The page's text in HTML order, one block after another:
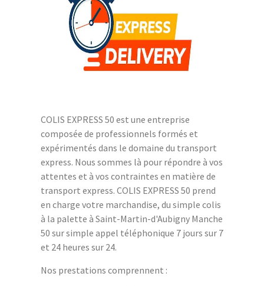
COLIS EXPRESS 50 est une entreprise
composée de professionnels formés et
expérimentés dans le domaine du transport
express. Nous sommes là pour répondre à vos
attentes et à vos contraintes en matière de
transport express. COLIS EXPRESS 50 prend
en charge votre marchandise, du simple colis
à la palette à Saint-Martin-d'Aubigny Manche
50 sur simple appel téléphonique 7 jours sur 7
et 24 heures sur 24.
Nos prestations comprennent :